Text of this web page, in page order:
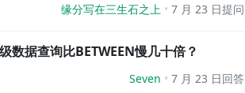
缘分写在三生石之上 7 月 23 日提问
数据查询比BETWEEN慢几十倍？
Seven 7 月 23 日回答